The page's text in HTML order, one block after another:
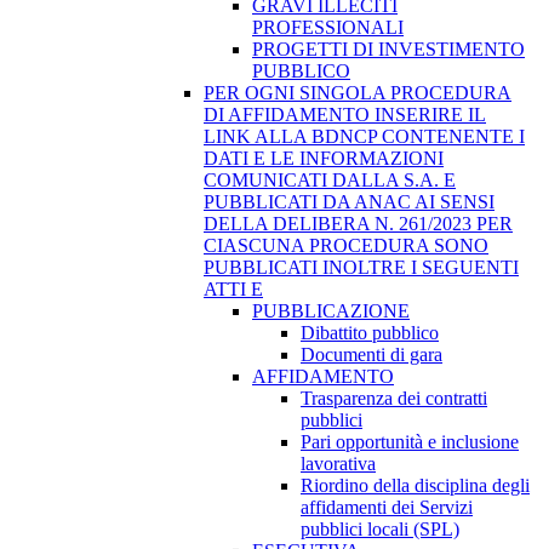
GRAVI ILLECITI
PROFESSIONALI
PROGETTI DI INVESTIMENTO
PUBBLICO
PER OGNI SINGOLA PROCEDURA
DI AFFIDAMENTO INSERIRE IL
LINK ALLA BDNCP CONTENENTE I
DATI E LE INFORMAZIONI
COMUNICATI DALLA S.A. E
PUBBLICATI DA ANAC AI SENSI
DELLA DELIBERA N. 261/2023 PER
CIASCUNA PROCEDURA SONO
PUBBLICATI INOLTRE I SEGUENTI
ATTI E
PUBBLICAZIONE
Dibattito pubblico
Documenti di gara
AFFIDAMENTO
Trasparenza dei contratti
pubblici
Pari opportunità e inclusione
lavorativa
Riordino della disciplina degli
affidamenti dei Servizi
pubblici locali (SPL)